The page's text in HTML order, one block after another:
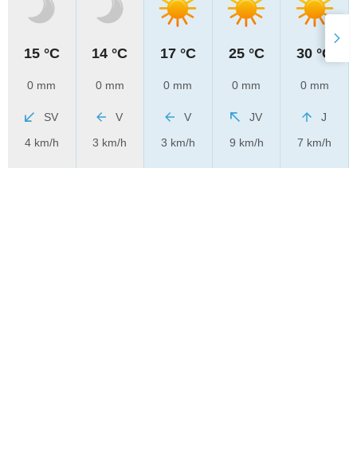
15 °C
0 mm
SV
4 km/h
14 °C
0 mm
V
3 km/h
17 °C
0 mm
V
3 km/h
25 °C
0 mm
JV
9 km/h
30 °C
0 mm
J
7 km/h